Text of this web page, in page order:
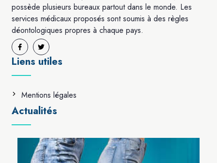
possède plusieurs bureaux partout dans le monde. Les
services médicaux proposés sont soumis à des règles
déontologiques propres à chaque pays.
Liens utiles
Mentions légales
Actualités